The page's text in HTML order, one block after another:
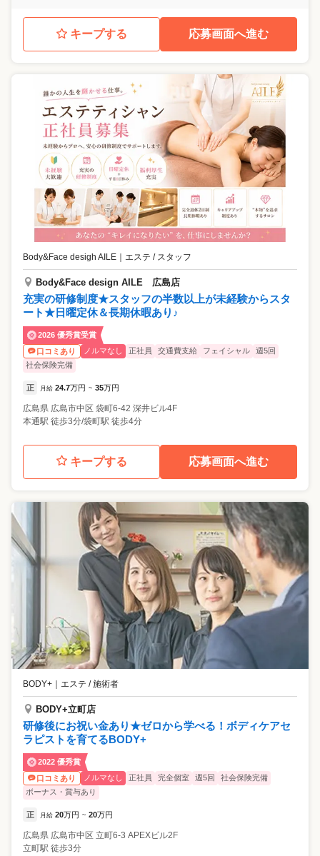
キープする 応募画面へ進む
Body&Face desigh AILE ｜ エステ / スタッフ
Body&Face design AILE 広島店
充実の研修制度★スタッフの半数以上が未経験からスタ
ート★日曜定休＆長期休暇あり♪
2026 優秀賞受賞
口コミあり
ノルマなし 正社員 交通費支給 フェイシャル
週5回
社会保険完備
正 月給 24.7万円 ~ 35万円
広島県 広島市中区 袋町6-42 深井ビル4F
本通駅 徒歩3分/袋町駅 徒歩4分
キープする 応募画面へ進む
BODY+ ｜ エステ / 施術者
BODY+立町店
研修後にお祝い金あり★ゼロから学べる！ボディケアセ
ラピストを育てるBODY+
2022 優秀賞
口コミあり
ノルマなし 正社員 完全個室 週5回
社会保険完備
ボーナス・賞与あり
正 月給 20万円 ~ 20万円
広島県 広島市中区 立町6-3 APEXビル2F
立町駅 徒歩3分